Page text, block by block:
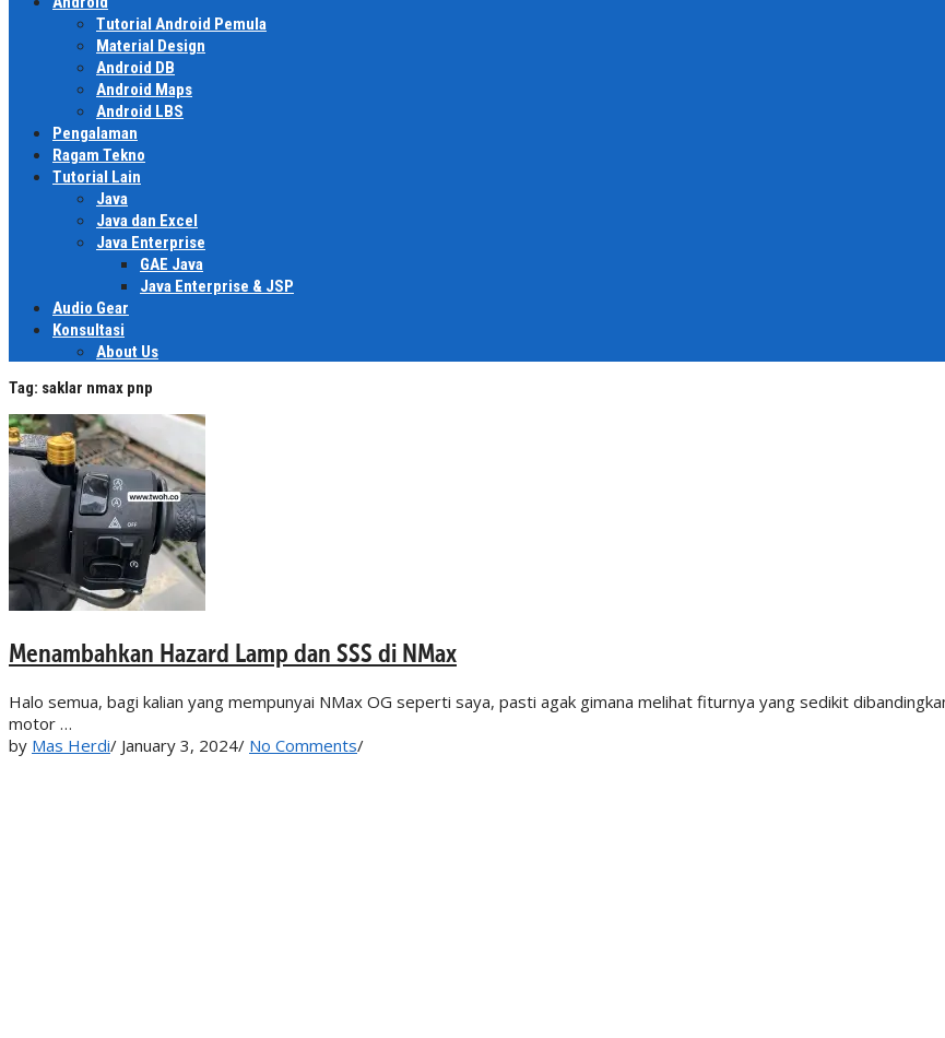
Tutorial Android Pemula
Material Design
Android DB
Android Maps
Android LBS
Pengalaman
Ragam Tekno
Tutorial Lain
Java
Java dan Excel
Java Enterprise
GAE Java
Java Enterprise & JSP
Audio Gear
Konsultasi
About Us
Tag: saklar nmax pnp
Menambahkan Hazard Lamp dan SSS di NMax
Halo semua, bagi kalian yang mempunyai NMax OG seperti saya, pasti agak gimana melihat fiturnya yang sedikit
motor …
by Mas Herdi/ January 3, 2024/ No Comments/